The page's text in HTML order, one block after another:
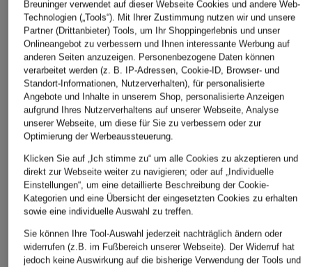
ÄHNLICHE ARTIKEL ENTDECKEN
Breuninger verwendet auf dieser Webseite Cookies und andere Web-
Technologien („Tools“). Mit Ihrer Zustimmung nutzen wir und unsere
Partner (Drittanbieter) Tools, um Ihr Shoppingerlebnis und unser
Onlineangebot zu verbessern und Ihnen interessante Werbung auf
anderen Seiten anzuzeigen. Personenbezogene Daten können
verarbeitet werden (z. B. IP-Adressen, Cookie-ID, Browser- und
Standort-Informationen, Nutzerverhalten), für personalisierte
Angebote und Inhalte in unserem Shop, personalisierte Anzeigen
aufgrund Ihres Nutzerverhaltens auf unserer Webseite, Analyse
unserer Webseite, um diese für Sie zu verbessern oder zur
Optimierung der Werbeaussteuerung.
Klicken Sie auf „Ich stimme zu“ um alle Cookies zu akzeptieren und
direkt zur Webseite weiter zu navigieren; oder auf „Individuelle
Einstellungen“, um eine detaillierte Beschreibung der Cookie-
Kategorien und eine Übersicht der eingesetzten Cookies zu erhalten
sowie eine individuelle Auswahl zu treffen.
Sie können Ihre Tool-Auswahl jederzeit nachträglich ändern oder
widerrufen (z.B. im Fußbereich unserer Webseite). Der Widerruf hat
jedoch keine Auswirkung auf die bisherige Verwendung der Tools und